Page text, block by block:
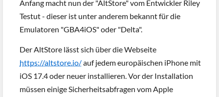
Anfang macht nun der "AltStore" vom Entwickler Riley
Testut - dieser ist unter anderem bekannt für die
Emulatoren "GBA4iOS" oder "Delta".
Der AltStore lässt sich über die Webseite
https://altstore.io/auf jedem europäischen iPhone mit
iOS 17.4 oder neuer installieren. Vor der Installation
müssen einige Sicherheitsabfragen vom Apple